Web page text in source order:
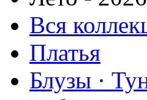
Вся
Платья
Блузы ·